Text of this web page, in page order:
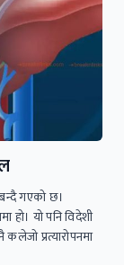
गएको छ।
यो पनि विदेशी
प्रत्याराेपनमा